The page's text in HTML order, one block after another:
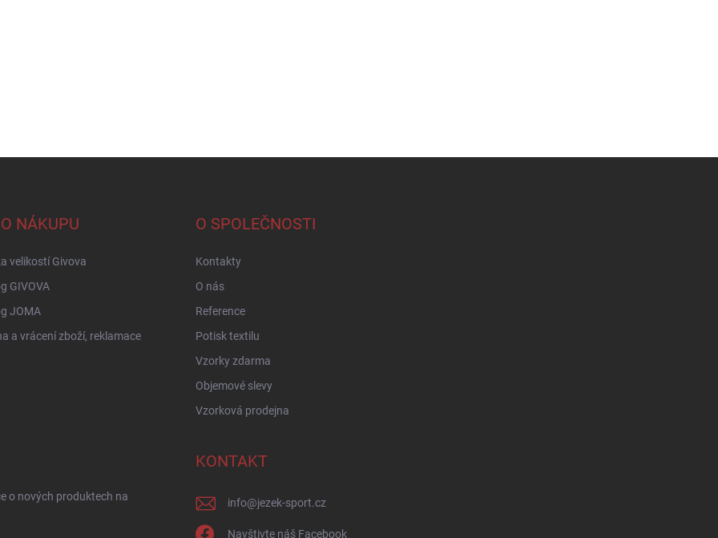
NÁKUPU
velikostí Givova
GIVOVA
JOMA
a vrácení zboží, reklamace
O SPOLEČNOSTI
Kontakty
O nás
Reference
Potisk textilu
Vzorky zdarma
Objemové slevy
Vzorková prodejna
o nových produktech na
KONTAKT
info@jezek-sport.cz
Navštivte náš Facebook